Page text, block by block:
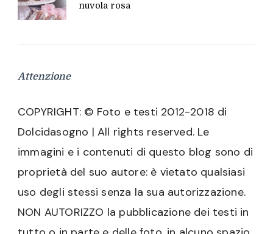
nuvola rosa
Attenzione
COPYRIGHT: © Foto e testi 2012-2018 di
Dolcidasogno | All rights reserved. Le
immagini e i contenuti di questo blog sono di
proprietà del suo autore: è vietato qualsiasi
uso degli stessi senza la sua autorizzazione.
NON AUTORIZZO la pubblicazione dei testi in